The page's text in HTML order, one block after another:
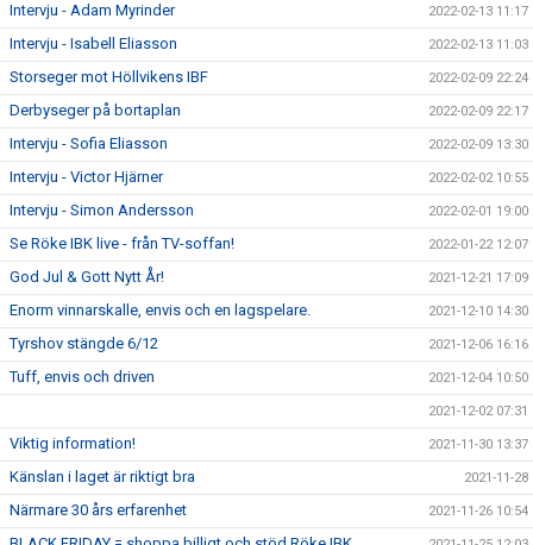
Intervju - Adam Myrinder 2022-02-13 11:17
Intervju - Isabell Eliasson 2022-02-13 11:03
Storseger mot Höllvikens IBF 2022-02-09 22:24
Derbyseger på bortaplan 2022-02-09 22:17
Intervju - Sofia Eliasson 2022-02-09 13:30
Intervju - Victor Hjärner 2022-02-02 10:55
Intervju - Simon Andersson 2022-02-01 19:00
Se Röke IBK live - från TV-soffan! 2022-01-22 12:07
God Jul & Gott Nytt År! 2021-12-21 17:09
Enorm vinnarskalle, envis och en lagspelare. 2021-12-10 14:30
Tyrshov stängde 6/12 2021-12-06 16:16
Tuff, envis och driven 2021-12-04 10:50
2021-12-02 07:31
Viktig information! 2021-11-30 13:37
Känslan i laget är riktigt bra 2021-11-28
Närmare 30 års erfarenhet 2021-11-26 10:54